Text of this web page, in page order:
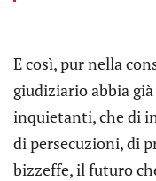
E così, pur nella
giudiziario abbia
inquietanti, che di
di persecuzioni, di
bizzeffe, il futuro